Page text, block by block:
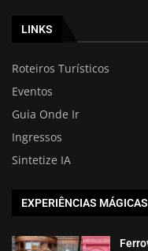
LINKS
Roteiros Turísticos
Eventos
Guia Onde Ir
Ingressos
Sintetize IA
EXPERIÊNCIAS MÁGICAS